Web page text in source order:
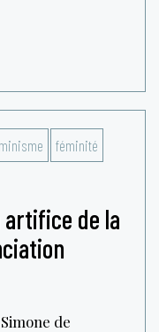
féminité
de la
de